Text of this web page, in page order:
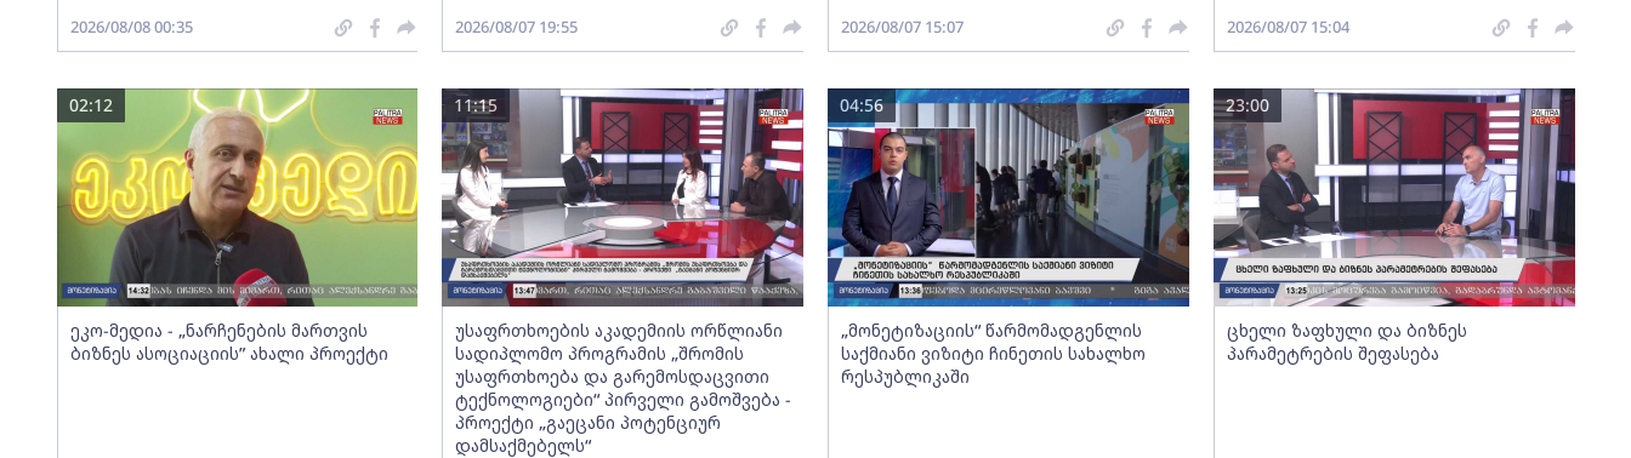
2026/08/08 00:35 2026/08/07 19:55 2026/08/07 15:07 2026/08/07 15:04
ეკო-მედია - „ნარჩენების მართვის
ბიზნეს ასოციაციის” ახალი პროექტი
02:12
უსაფრთხოების აკადემიის ორწლიანი
სადიპლომო პროგრამის „შრომის
უსაფრთხოება და გარემოსდაცვითი
ტექნოლოგიები“ პირველი გამოშვება -
პროექტი „გაეცანი პოტენციურ
დამსაქმებელს“
11:15
„მონეტიზაციის“ წარმომადგენლის
საქმიანი ვიზიტი ჩინეთის სახალხო
რესპუბლიკაში
04:56
ცხელი ზაფხული და ბიზნეს
პარამეტრების შეფასება
23:00